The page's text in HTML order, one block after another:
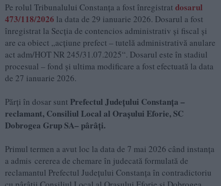
Pe rolul Tribunalului Constanța a fost înregistrat dosarul
473/118/2026 la data de 29 ianuarie 2026. Dosarul a fost
înregistrat la Secția de contencios administrativ şi fiscal și
are ca obiect „acţiune prefect – tutelă administrativă anulare
act adm/HOT NR 245/31.07.2025“. Dosarul este în stadiul
procesual – fond și ultima modificare a fost efectuată la data
de 27 ianuarie 2026.
Părți în dosar sunt Prefectul Județului Constanța –
reclamant, Consiliul Local al Orașului Eforie, SC
Dobrogea Grup SA– pârâți.
Primul termen a avut loc la data de 7 mai 2026 când instanța
a admis cererea de chemare în judecată formulată de
reclamantul Prefectul Judeţului Constanţa în contradictoriu